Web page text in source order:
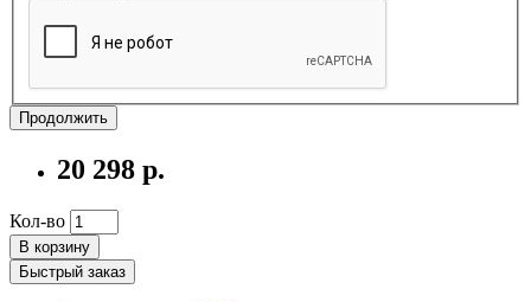
Продолжить
20 298 р.
Кол-во
В корзину
Быстрый заказ